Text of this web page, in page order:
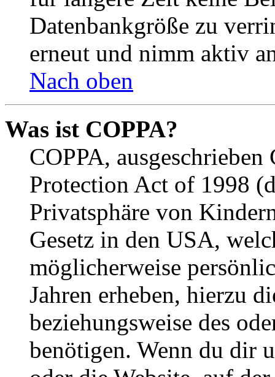
Datenbankgröße zu
erneut und nimm aktiv
Nach oben
Was ist COPPA?
COPPA,
Protection Act of 1998
Privatsphäre von
Gesetz in den USA,
möglicherweise
Jahren erheben, hierzu
beziehungsweise des
benötigen. Wenn du dir